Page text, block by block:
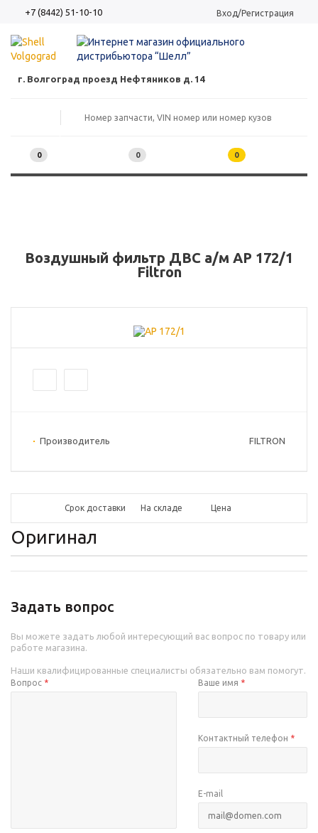
+7 (8442) 51-10-10 Вход/Регистрация
г. Волгоград проезд Нефтяников д. 14
0 0 0
Воздушный фильтр ДВС а/м AP 172/1
Filtron
Производитель FILTRON
Срок доставки На складе Цена
Оригинал
Задать вопрос
Вы можете задать любой интересующий вас вопрос по товару или
работе магазина.
Наши квалифицированные специалисты обязательно вам помогут.
Вопрос * Ваше имя *
Контактный телефон *
E-mail